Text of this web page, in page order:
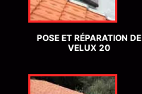
POSE ET RÉPARATION DE
VELUX 20